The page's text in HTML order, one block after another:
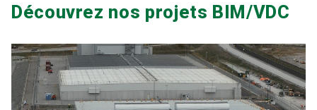
Découvrez nos projets BIM/VDC